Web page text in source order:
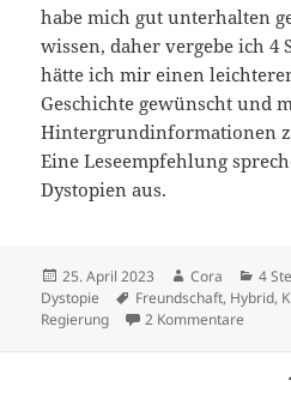
habe mich gut unterhalten
wissen, daher vergebe ich 4
hätte ich mir einen
Geschichte gewünscht und
Hintergrundinformationen
Eine Leseempfehlung
Dystopien aus.
Veröffentlicht
am
25. April 2023 Autor
Cora 4
Dystopie
Schlagwörter
Freundschaft, Hybrid,
Regierung
2 Kommentare